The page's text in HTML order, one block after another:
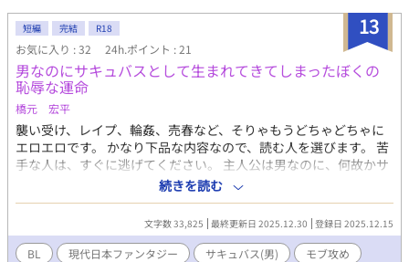
け、誘い受け、襲い受け、雌喘ぎ、雄喘ぎ、♡喘ぎ、無自覚フェロ
モン系、巨根・絶倫、常に受けが積極的、結腸 (注)ベースが王道
学園なだけのつもりなので、展開は全然王道学園じゃないです。
最近読み始めた総攻め作品の作者様が総攻め話が増えてないと嘆
かれていたので、こちらにも掲載する事にしました。 (読んで頂け
るかはさて置いて) イマココの息抜き作品なのでイマココの合間に
書いてます。 めちゃんこ亀更新。 投稿済分もすぐ終わるのです
が、少しでも総攻め好き様の箸休めになれれば幸いです。
13
短編 完結 R18
お気に入り : 32 24h.ポイント : 21
男なのにサキュバスとして生まれてきてしまったぼくの
恥辱な運命
橋元 宏平
襲い受け、レイプ、輪姦、売春など、そりゃもうどちゃどちゃに
エロエロです。 かなり下品な内容なので、読む人を選びます。 苦
手な人は、すぐに逃げてください。 主人公は男なのに、何故かサ
キュバスの能力を持って生まれてきてしまった。 精液を摂取しな
ければ生きられない体に、めっちゃヘコむ。 本能に逆らえず、数
奇な運命に振り回される不憫受け主人公。 えらいこっちゃえらい
こっちゃよいよいの末に、最後はちゃんとハッピーエンドになり
ます。
続きを読む
文字数 33,825 最終更新日 2025.12.30 登録日 2025.12.15
BL 現代日本ファンタジー サキュバス(男)
モブ攻め